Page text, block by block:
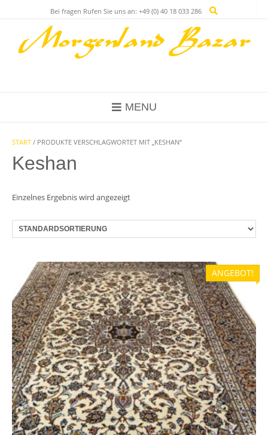
Bei fragen Rufen Sie uns an: +49 (0) 40 18 033 286
MENU
START / PRODUKTE VERSCHLAGWORTET MIT „KESHAN“
Keshan
Einzelnes Ergebnis wird angezeigt
ANGEBOT!